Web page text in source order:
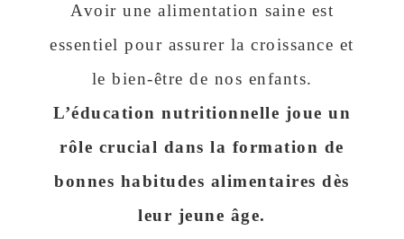
Avoir une alimentation saine est
essentiel pour assurer la croissance et
le bien-être de nos enfants.
L’éducation nutritionnelle joue un
rôle crucial dans la formation de
bonnes habitudes alimentaires dès
leur jeune âge.